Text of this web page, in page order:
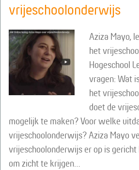
vrijeschoolonderwijs
Aziza Mayo,
het
Hogeschool
vragen: Wat
het
doet de
mogelijk te maken? Voor welke
vrijeschoolonderwijs? Aziza Mayo
vrijeschoolonderwijs er op is
om zicht te krijgen…